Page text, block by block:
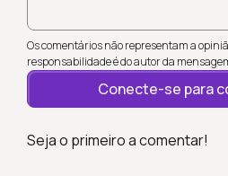
Os comentários não representam a
responsabilidade é do autor da
Conecte-se para
Seja o primeiro a comentar!